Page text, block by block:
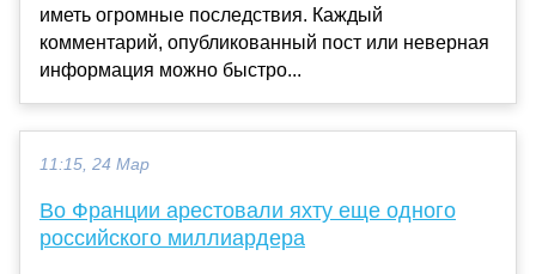
иметь огромные последствия. Каждый
комментарий, опубликованный пост или неверная
информация можно быстро...
11:15, 24 Мар
Во Франции арестовали яхту еще одного
российского миллиардера